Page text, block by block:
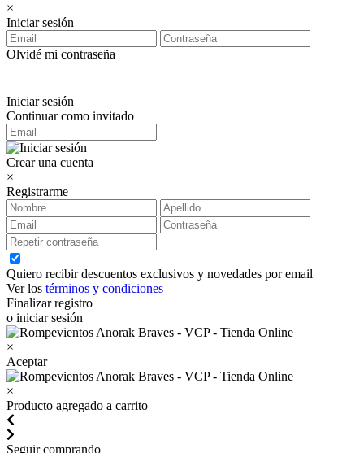
×
Iniciar sesión
Olvidé mi contraseña
Iniciar sesión
Continuar como invitado
Crear una cuenta
×
Registrarme
Quiero recibir descuentos exclusivos y novedades por email
Ver los términos y condiciones
Finalizar registro
o iniciar sesión
×
Aceptar
×
Producto agregado a carrito
Seguir comprando